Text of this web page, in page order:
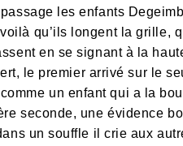
les enfants
qu’ils longent la grille,
en se signant à la
le premier arrivé sur le
un enfant qui a la
seconde, une évidence
un souffle il crie aux